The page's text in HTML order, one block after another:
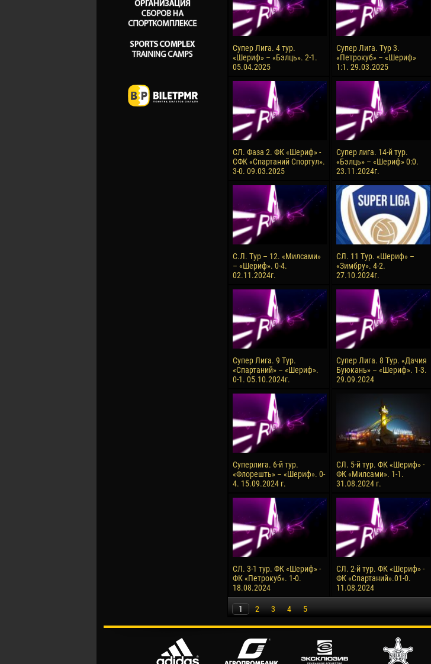
Супер Лига. 4 тур.
«Шериф» – «Бэлць». 2-1.
05.04.2025
Супер Лига. Тур 3.
«Петрокуб» – «Шериф»
1:1. 29.03.2025
СЛ. Фаза 2. ФК «Шериф» -
СФК «Спартаний Спортул».
3-0. 09.03.2025
Супер лига. 14-й тур.
«Бэлць» – «Шериф» 0:0.
23.11.2024г.
С.Л. Тур – 12. «Милсами»
– «Шериф». 0-4.
02.11.2024г.
СЛ. 11 Тур. «Шериф» –
«Зимбру». 4-2.
27.10.2024г.
Супер Лига. 9 Тур.
«Спартаний» – «Шериф».
0-1. 05.10.2024г.
Супер Лига. 8 Тур. «Дачия
Буюкань» – «Шериф». 1-3.
29.09.2024
Суперлига. 6-й тур.
«Флорешть» – «Шериф». 0-
4. 15.09.2024 г.
СЛ. 5-й тур. ФК «Шериф» -
ФК «Милсами». 1-1.
31.08.2024 г.
СЛ. 3-1 тур. ФК «Шериф» -
ФК «Петрокуб». 1-0.
18.08.2024
СЛ. 2-й тур. ФК «Шериф» -
ФК «Спартаний».01-0.
11.08.2024
1 2 3 4 5